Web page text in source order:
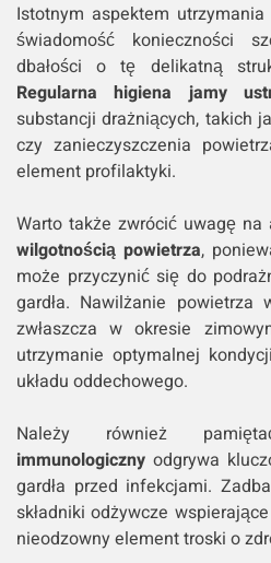
Istotnym aspektem
świadomość konieczności
dbałości o tę delikatną
Regularna higiena jamy
substancji drażniących, takich
czy zanieczyszczenia
element profilaktyki.
Warto także zwrócić uwagę
wilgotnością powietrza,
może przyczynić się do
gardła. Nawilżanie powietrza
zwłaszcza w okresie
utrzymanie optymalnej
układu oddechowego.
Należy również
immunologiczny odgrywa
gardła przed infekcjami.
składniki odżywcze
nieodzowny element troski o